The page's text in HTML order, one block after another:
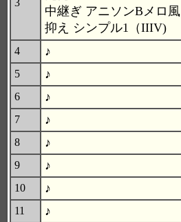
3
中継ぎ アニソンBメロ風
抑え シンプル1（IIIV)
4 ♪
5 ♪
6 ♪
7 ♪
8 ♪
9 ♪
10 ♪
11 ♪